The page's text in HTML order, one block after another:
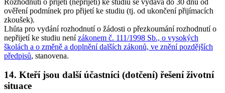
ověření podmínek pro přijetí ke studiu (tj. od ukončení přijímacích
zkoušek).
Lhůta pro vydání rozhodnutí o žádosti o přezkoumání rozhodnutí o
nepřijetí ke studiu nenízákonem č. 111/1998 Sb., o vysokých
školách a o změně a doplnění dalších zákonů, ve znění pozdějších
předpisů, stanovena.
14. Kteří jsou další účastníci (dotčení) řešení životní
situace